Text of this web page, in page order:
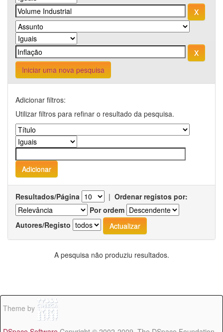
Iniciar uma nova pesquisa
Adicionar filtros:
Utilizar filtros para refinar o resultado da pesquisa.
Resultados/Página | Ordenar registos por:
Por ordem
Autores/Registo
A pesquisa não produziu resultados.
Theme by